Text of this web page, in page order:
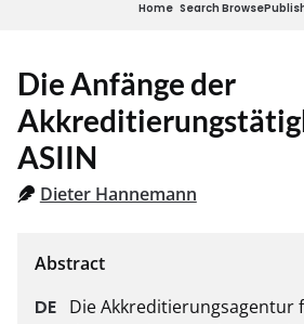
Home Search Browse
Die Anfänge der
ASIIN
Dieter Hannemann
Die Akkreditierungsagentur